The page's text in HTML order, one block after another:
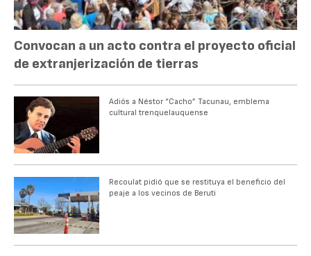
Convocan a un acto contra el proyecto oficial
de extranjerización de tierras
Adiós a Néstor “Cacho” Tacunau, emblema
cultural trenquelauquense
Recoulat pidió que se restituya el beneficio del
peaje a los vecinos de Beruti